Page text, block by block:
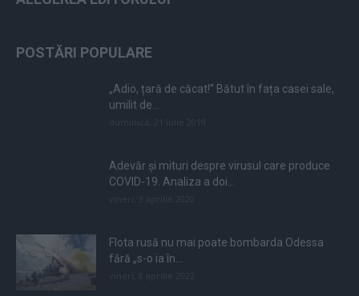
POSTĂRI POPULARE
„Adio, țară de căcat!” Bătut în fața casei sale,
umilit de...
Adevăr și mituri despre virusul care produce
COVID-19. Analiza a doi...
Flota rusă nu mai poate bombarda Odessa
fără „s-o ia în...